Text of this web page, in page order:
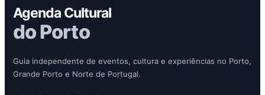
Agenda Cultural
do Porto
Guia independente de eventos, cultura e experiências no Porto,
Grande Porto e Norte de Portugal.